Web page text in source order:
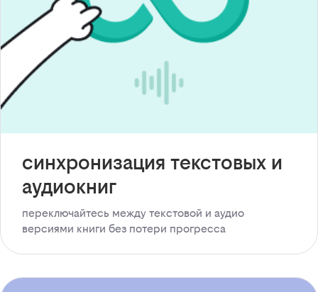
синхронизация текстовых и
аудиокниг
переключайтесь между текстовой и аудио
версиями книги без потери прогресса